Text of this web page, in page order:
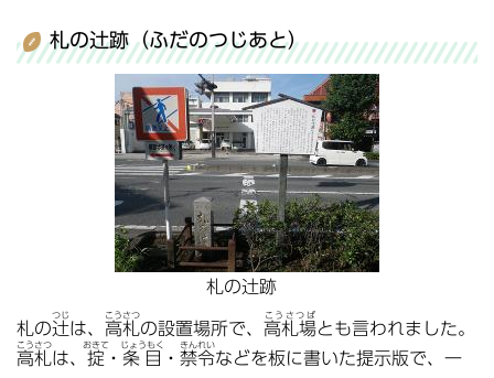
札の辻跡（ふだのつじあと）
札の辻跡
札の辻
つじ
は、 高札
こうさつ
の設置場所で、 高札場
こうさつば
とも言われました。
高札
こうさつ
は、 掟
おきて
・ 条目
じょうもく
・ 禁令
きんれい
などを板に書いた提示版で、一